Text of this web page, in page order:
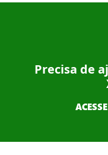
Precisa de